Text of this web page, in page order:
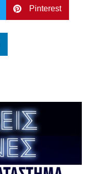
Pinterest